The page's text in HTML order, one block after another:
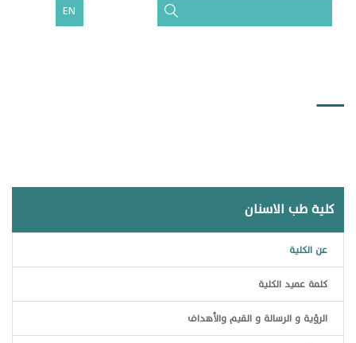
EN
كلية طب الاسنان
عن الكلية
كلمة عميد الكلية
الرؤية و الرسالة و القيم والأهداف